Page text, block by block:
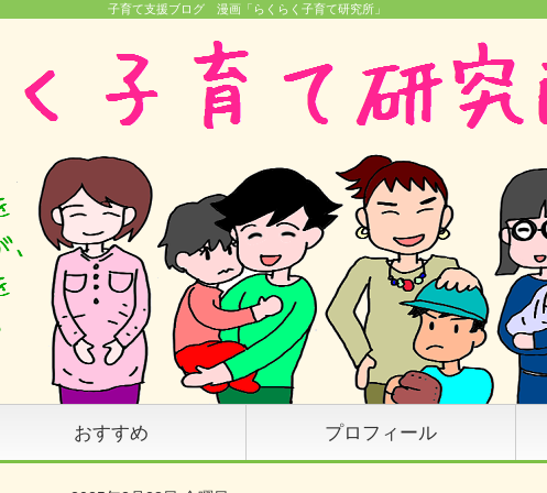
子育て支援ブログ 漫画「らくらく子育て研究所」
おすすめ プロフィール